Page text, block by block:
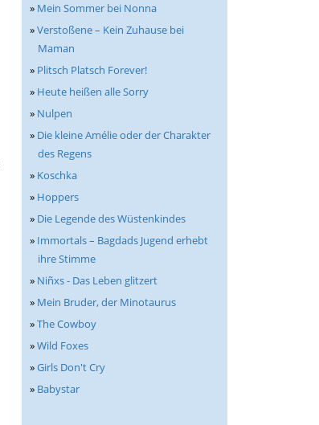
» Mein Sommer bei Nonna
»Verstoßene – Kein Zuhause bei
Maman
» Plitsch Platsch Forever!
» Heute heißen alle Sorry
» Nulpen
» Die kleine Amélie oder der Charakter
des Regens
» Koschka
» Hoppers
» Die Legende des Wüstenkindes
» Immortals – Bagdads Jugend erhebt
ihre Stimme
» Niñxs - Das Leben glitzert
» Mein Bruder, der Minotaurus
»The Cowboy
»Wild Foxes
»Girls Don't Cry
» Babystar